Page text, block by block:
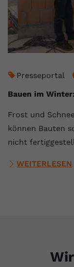
Presseportal
Bauen im
Frost und
können Bauten
nicht
WEITERLESEN